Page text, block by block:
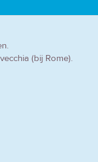
(bij Rome).